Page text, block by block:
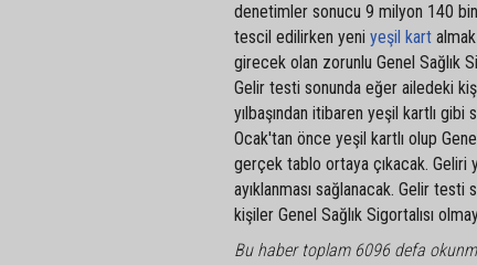
denetimler sonucu 9 milyon 140
tescil edilirken yeni yeşil kart
girecek olan zorunlu Genel Sağlık
Gelir testi sonunda eğer ailedeki
yılbaşından itibaren yeşil kartlı
Ocak'tan önce yeşil kartlı olup
gerçek tablo ortaya çıkacak. Geliri
ayıklanması sağlanacak. Gelir
kişiler Genel Sağlık Sigortalısı
Bu haber toplam 6096 defa